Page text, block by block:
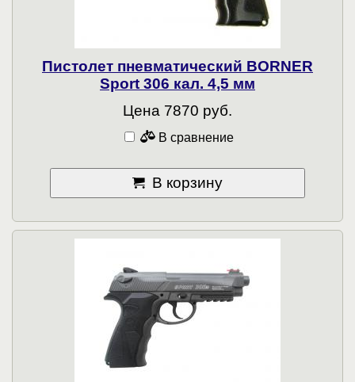
Пистолет пневматический BORNER
Sport 306 кал. 4,5 мм
Цена 7870 руб.
В сравнение
В корзину